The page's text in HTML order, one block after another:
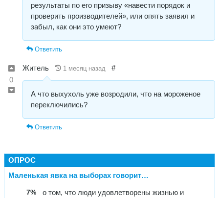
результаты по его призыву «навести порядок и
проверить производителей», или опять заявил и
забыл, как они это умеют?
Ответить
0
Житель 1 месяц назад #
А что выхухоль уже возродили, что на мороженое
переключились?
Ответить
ОПРОС
Маленькая явка на выборах говорит…
7% о том, что люди удовлетворены жизнью и